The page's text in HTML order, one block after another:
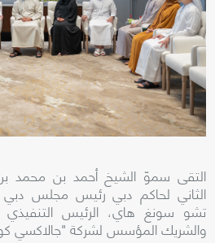
التقى سموّ الشيخ أحمد بن محمد
الثاني لحاكم دبي رئيس مجلس دبي
تشو سونغ هاي، الرئيس
والشريك المؤسس لشركة "جالاكسي